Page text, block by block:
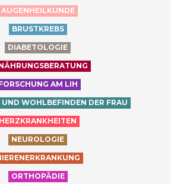
AUGENHEILKUNDE
BRUSTKREBS
DIABETOLOGIE
AM LIH
WOHLBEFINDEN DER FRAU
HERZKRANKHEITEN
NEUROLOGIE
ORTHOPÄDIE